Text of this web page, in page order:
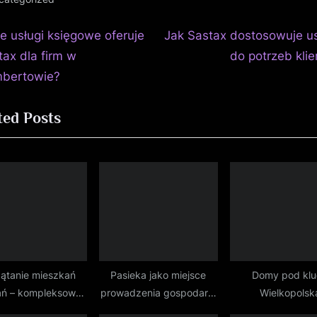
usługi księgowe oferuje
dla firm w
N
o
Jak Sastax dostosowuje
do potrzeb
Posts
mieszkań
– kompleksowa
Pasieka jako miejsce
prowadzenia gospodarki
Domy pod